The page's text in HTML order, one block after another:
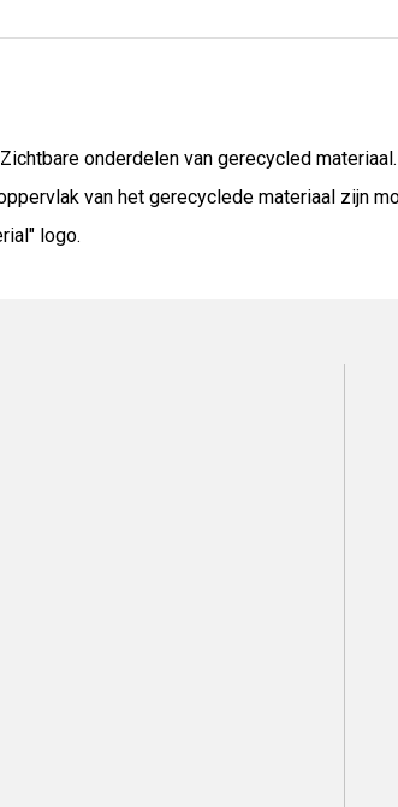
onderdelen van gerecycled
van het gerecyclede materiaal zijn
logo.